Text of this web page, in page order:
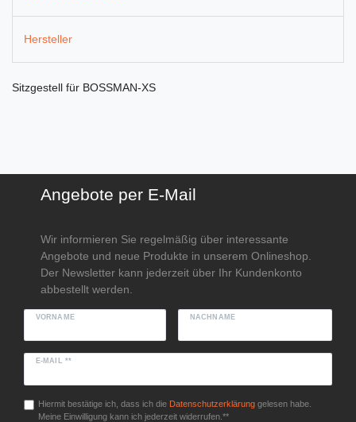
Hersteller
Sitzgestell für BOSSMAN-XS
Angebote per E-Mail
Wir informieren Sie regelmäßig über interessante
Angebote und neue Produkte in unserem Onlineshop.
Der Newsletter kann jederzeit über Ihr Kundenkonto
abbestellt werden.
VORNAME NACHNAME
E-MAIL **
Hiermit bestätige ich, dass ich die Daten­schutz­erklärunggelesen habe.
Meine Einwilligung kann ich jederzeit widerrufen.**